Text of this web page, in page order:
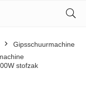
Gipsschuurmachine
stofzak